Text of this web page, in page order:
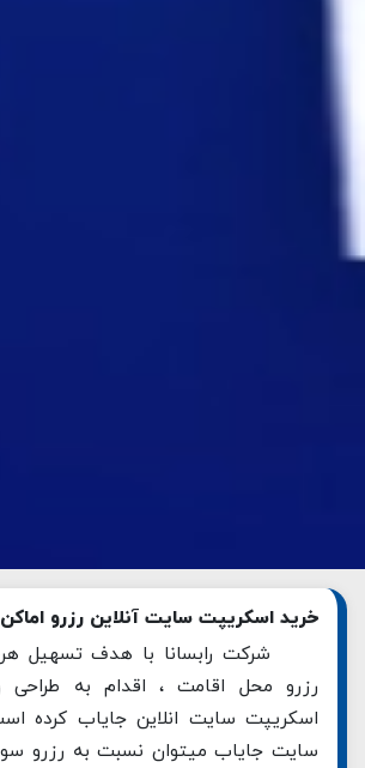
خرید اسکریپت سایت آنلاین رزرو
شرکت رابسانا با هدف تسهیل
رزرو محل اقامت ، اقدام به
اسکریپت سایت انلاین جایاب کرده
سایت جایاب میتوان نسبت به رزرو